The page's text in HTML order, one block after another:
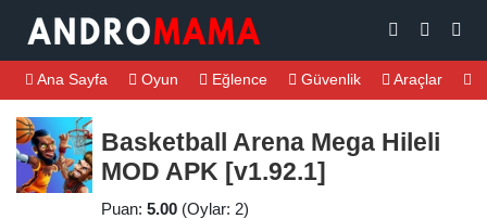
Ana Sayfa Oyun Eğlence Güvenlik Araçlar
Basketball Arena Mega Hileli
MOD APK [v1.92.1]
Puan: 5.00 (Oylar: 2)